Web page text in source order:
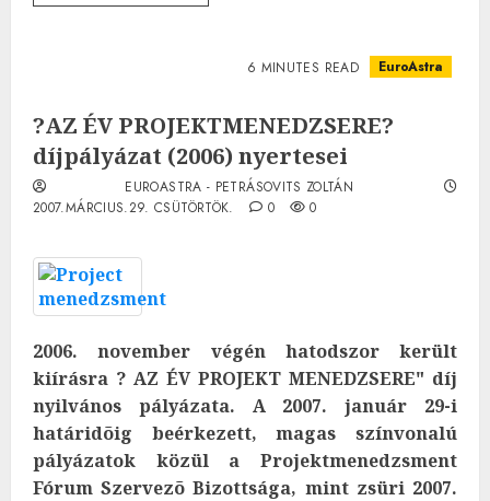
6 MINUTES READ EuroAstra
?AZ ÉV PROJEKTMENEDZSERE?
díjpályázat (2006) nyertesei
EUROASTRA - PETRÁSOVITS ZOLTÁN
2007.MÁRCIUS.29. CSÜTÖRTÖK.
0 0
2006. november végén hatodszor került
kiírásra ? AZ ÉV PROJEKT MENEDZSERE" díj
nyilvános pályázata. A 2007. január 29-i
határidõig beérkezett, magas színvonalú
pályázatok közül a Projektmenedzsment
Fórum Szervezõ Bizottsága, mint zsüri 2007.